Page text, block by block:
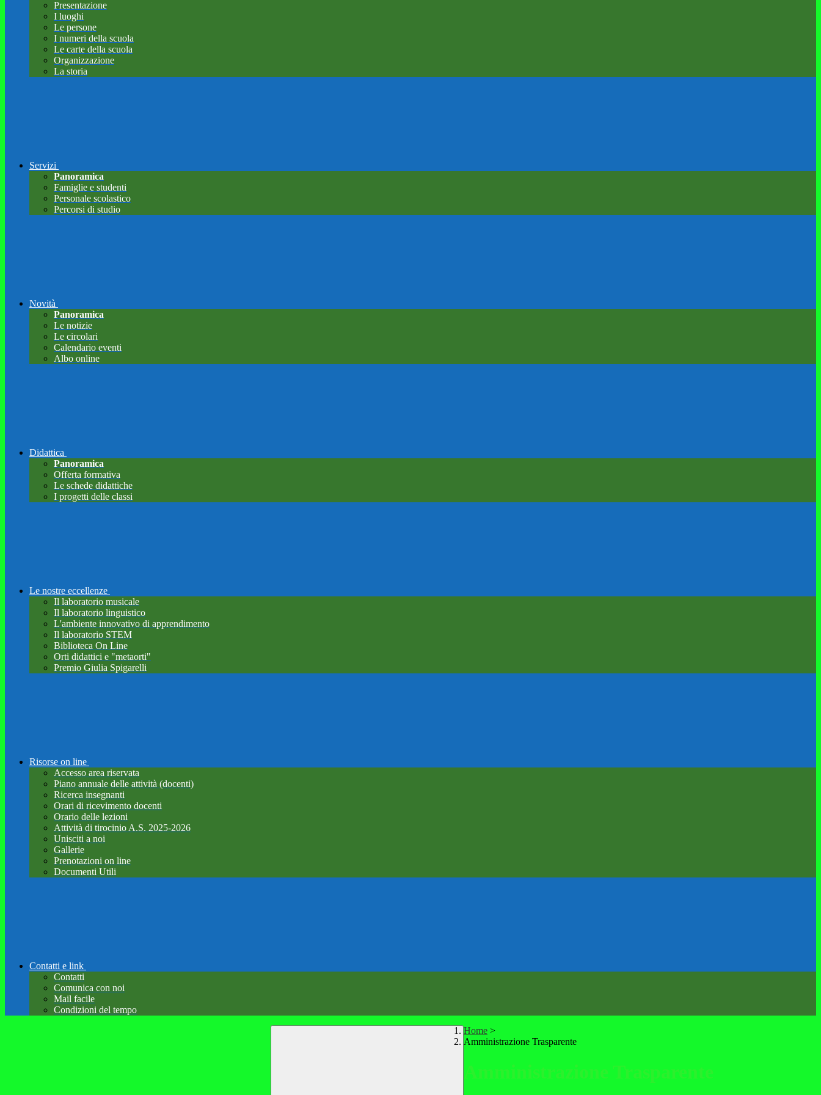
Presentazione
I luoghi
Le persone
I numeri della scuola
Le carte della scuola
Organizzazione
La storia
Servizi
Panoramica
Famiglie e studenti
Personale scolastico
Percorsi di studio
Novità
Panoramica
Le notizie
Le circolari
Calendario eventi
Albo online
Didattica
Panoramica
Offerta formativa
Le schede didattiche
I progetti delle classi
Le nostre eccellenze
Il laboratorio musicale
Il laboratorio linguistico
L'ambiente innovativo di apprendimento
Il laboratorio STEM
Biblioteca On Line
Orti didattici e "metaorti"
Premio Giulia Spigarelli
Risorse on line
Accesso area riservata
Piano annuale delle attività (docenti)
Ricerca insegnanti
Orari di ricevimento docenti
Orario delle lezioni
Attività di tirocinio A.S. 2025-2026
Unisciti a noi
Gallerie
Prenotazioni on line
Documenti Utili
Contatti e link
Contatti
Comunica con noi
Mail facile
Condizioni del tempo
Home >
Amministrazione Trasparente
Amministrazione Trasparente